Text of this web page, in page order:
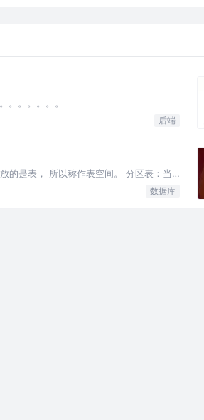
。。。。。。
后端
的是表， 所以称作表空间。 分区表：当
数据库